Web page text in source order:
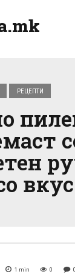
РЕЦЕПТИ
вкус
1 min 0 0